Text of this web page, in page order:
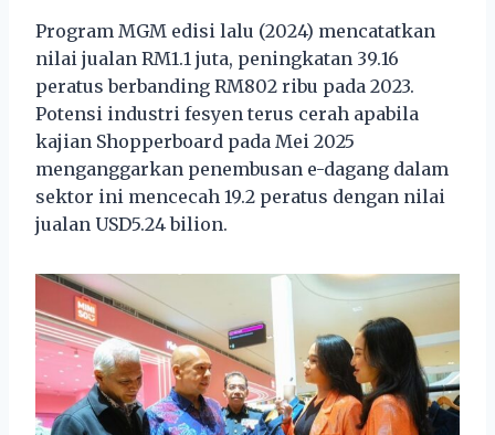
Program MGM edisi lalu (2024) mencatatkan
nilai jualan RM1.1 juta, peningkatan 39.16
peratus berbanding RM802 ribu pada 2023.
Potensi industri fesyen terus cerah apabila
kajian Shopperboard pada Mei 2025
menganggarkan penembusan e-dagang dalam
sektor ini mencecah 19.2 peratus dengan nilai
jualan USD5.24 bilion.